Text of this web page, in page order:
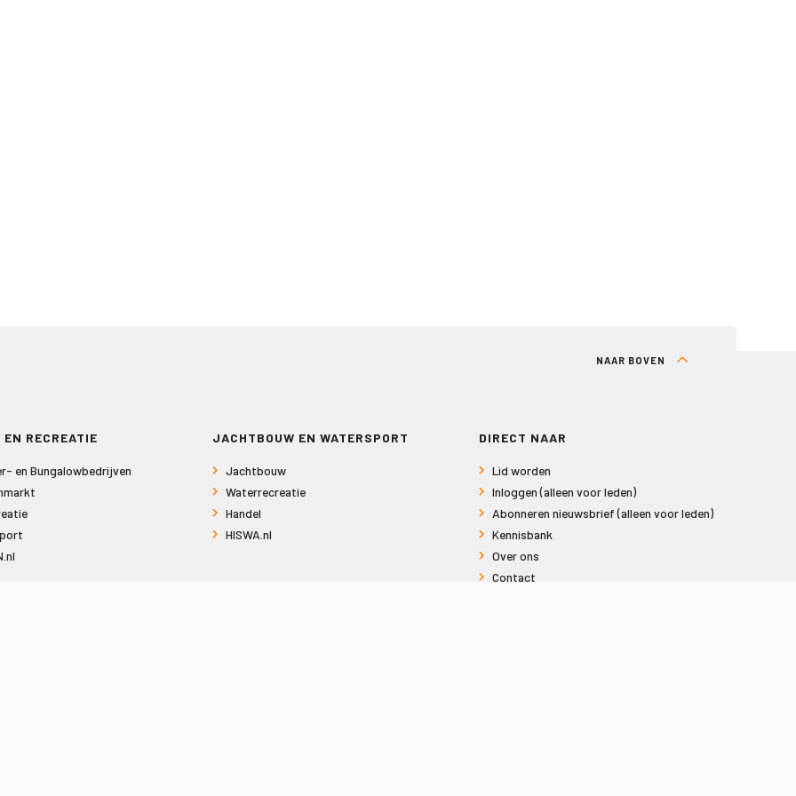
NAAR BOVEN
EN RECREATIE
en Bungalowbedrijven
JACHTBOUW EN WATERSPORT
Jachtbouw
Waterrecreatie
Handel
HISWA.nl
DIRECT NAAR
Lid worden
Inloggen (alleen voor leden)
Abonneren nieuwsbrief (alleen voor leden)
Kennisbank
Over ons
Contact